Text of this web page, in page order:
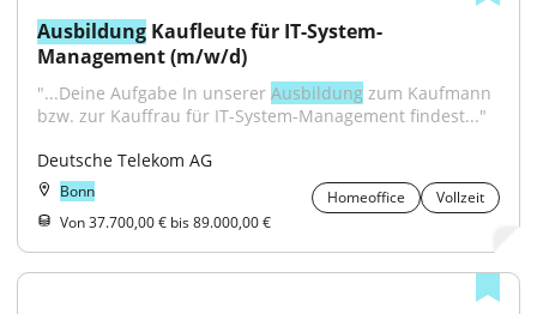
Ausbildung Kaufleute für IT-System-
Management (m/w/d)
"...Deine Aufgabe In unserer Ausbildung zum Kaufmann
bzw. zur Kauffrau für IT-System-Management findest..."
Deutsche Telekom AG
Bonn Homeoffice
Vollzeit
Von 37.700,00 € bis 89.000,00 €